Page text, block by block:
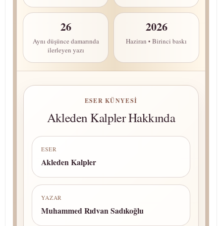
26
Aynı düşünce damarında
ilerleyen yazı
2026
Haziran • Birinci baskı
ESER KÜNYESI
Akleden Kalpler Hakkında
ESER
Akleden Kalpler
YAZAR
Muhammed Rıdvan Sadıkoğlu